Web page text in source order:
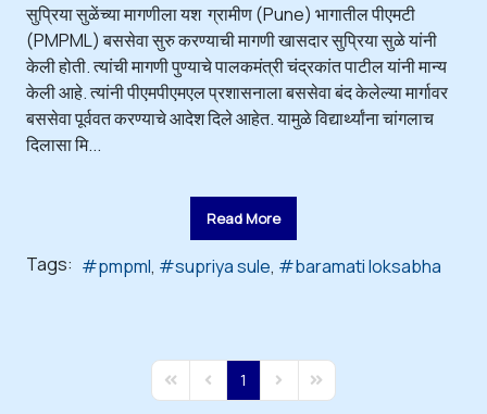
सुप्रिया सुळेंच्या मागणीला यश ग्रामीण (Pune) भागातील पीएमटी
(PMPML) बससेवा सुरु करण्याची मागणी खासदार सुप्रिया सुळे यांनी
केली होती. त्यांची मागणी पुण्याचे पालकमंत्री चंद्रकांत पाटील यांनी मान्य
केली आहे. त्यांनी पीएमपीएमएल प्रशासनाला बससेवा बंद केलेल्या मार्गावर
बससेवा पूर्ववत करण्याचे आदेश दिले आहेत. यामुळे विद्यार्थ्यांना चांगलाच
दिलासा मि...
Read More
Tags: pmpml supriya sule baramati loksabha
First PagePrevious Page
1 Next PageLast Page